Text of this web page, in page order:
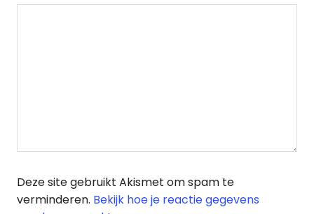
Deze site gebruikt Akismet om spam te
verminderen. Bekijk hoe je reactie gegevens